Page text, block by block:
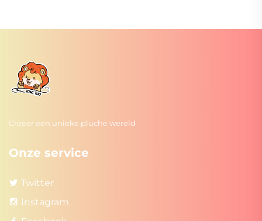
Creëer een unieke pluche wereld
Onze service
Twitter
Instagram